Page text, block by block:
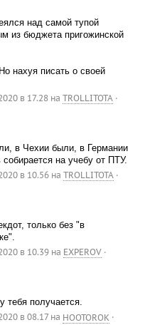
над самой тупой
из бюджета пригожинской
нахуя писать о своей
в 17.28на TROLLITOTA ·
в Чехии были, в Германии
на учебу от ПТУ.
в 10.56на TROLLITOTA ·
только без "в
в 10.39на EXPEROV ·
тебя получается.
в 08.17на HOOTOROK ·